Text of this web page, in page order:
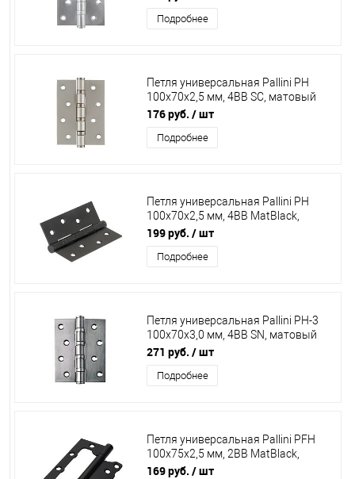
Подробнее
Петля универсальная Pallini PH
100х70х2,5 мм, 4ВВ SC, матовый
хром
176 руб. / шт
Подробнее
Петля универсальная Pallini PH
100х70х2,5 мм, 4BB MatBlack,
черный
199 руб. / шт
Подробнее
Петля универсальная Pallini PH-3
100х70х3,0 мм, 4ВВ SN, матовый
никель
271 руб. / шт
Подробнее
Петля универсальная Pallini PFH
100х75х2,5 мм, 2BB MatBlack,
черный
169 руб. / шт